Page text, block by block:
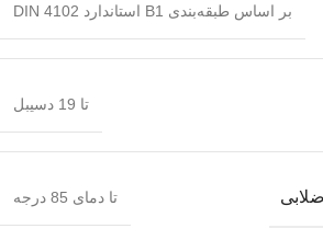
بر اساس طبقه‌بندی B1 استاندارد DIN 4102
تا 19 دسیبل
تا دمای 85 درجه